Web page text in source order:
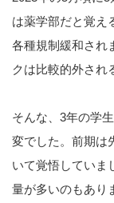
は薬学部だと覚え
各種規制緩和され
クは比較的外され
そんな、3年の学
変でした。前期は
いて覚悟していま
量が多いのもあり